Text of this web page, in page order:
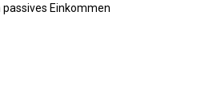
passives Einkommen